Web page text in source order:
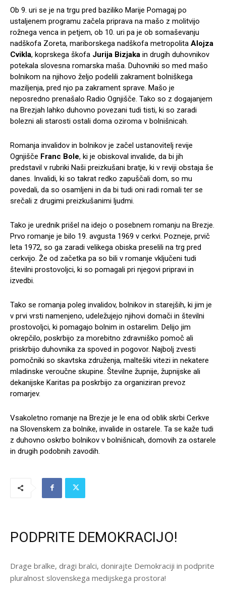
Ob 9. uri se je na trgu pred baziliko Marije Pomagaj po
ustaljenem programu začela priprava na mašo z molitvijo
rožnega venca in petjem, ob 10. uri pa je ob somaševanju
nadškofa Zoreta, mariborskega nadškofa metropolita Alojza
Cvikla, koprskega škofa Jurija Bizjaka in drugih duhovnikov
potekala slovesna romarska maša. Duhovniki so med mašo
bolnikom na njihovo željo podelili zakrament bolniškega
maziljenja, pred njo pa zakrament sprave. Mašo je
neposredno prenašalo Radio Ognjišče. Tako so z dogajanjem
na Brezjah lahko duhovno povezani tudi tisti, ki so zaradi
bolezni ali starosti ostali doma oziroma v bolnišnicah.
Romanja invalidov in bolnikov je začel ustanovitelj revije
Ognjišče Franc Bole, ki je obiskoval invalide, da bi jih
predstavil v rubriki Naši preizkušani bratje, ki v reviji obstaja še
danes. Invalidi, ki so takrat redko zapuščali dom, so mu
povedali, da so osamljeni in da bi tudi oni radi romali ter se
srečali z drugimi preizkušanimi ljudmi.
Tako je urednik prišel na idejo o posebnem romanju na Brezje.
Prvo romanje je bilo 19. avgusta 1969 v cerkvi. Pozneje, prvič
leta 1972, so ga zaradi velikega obiska preselili na trg pred
cerkvijo. Že od začetka pa so bili v romanje vključeni tudi
številni prostovoljci, ki so pomagali pri njegovi pripravi in
izvedbi.
Tako se romanja poleg invalidov, bolnikov in starejših, ki jim je
v prvi vrsti namenjeno, udeležujejo njihovi domači in številni
prostovoljci, ki pomagajo bolnim in ostarelim. Delijo jim
okrepčilo, poskrbijo za morebitno zdravniško pomoč ali
priskrbijo duhovnika za spoved in pogovor. Najbolj zvesti
pomočniki so skavtska združenja, malteški vitezi in nekatere
mladinske veroučne skupine. Številne župnije, župnijske ali
dekanijske Karitas pa poskrbijo za organiziran prevoz
romarjev.
Vsakoletno romanje na Brezje je le ena od oblik skrbi Cerkve
na Slovenskem za bolnike, invalide in ostarele. Ta se kaže tudi
z duhovno oskrbo bolnikov v bolnišnicah, domovih za ostarele
in drugih podobnih zavodih.
PODPRITE DEMOKRACIJO!
Drage bralke, dragi bralci, donirajte Demokraciji in podprite
pluralnost slovenskega medijskega prostora!